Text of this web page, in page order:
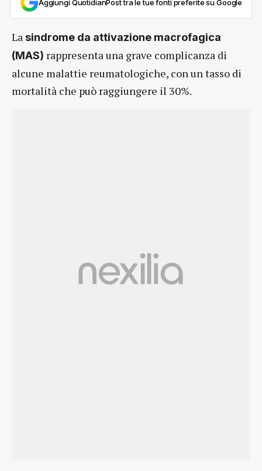
Aggiungi QuotidianPost tra le tue fonti preferite su Google
Lasindrome da attivazione macrofagica
(MAS) rappresenta una grave complicanza di
alcune malattie reumatologiche, con un tasso di
mortalità che può raggiungere il 30%.